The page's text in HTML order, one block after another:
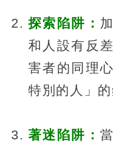
探索陷阱：
和人設有反
害者的同理
特別的人」的
著迷陷阱：